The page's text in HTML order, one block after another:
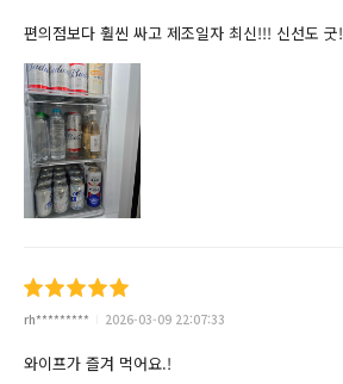
편의점보다 훨씬 싸고 제조일자 최신!!! 신선도 굿!
rh********* 2026-03-09 22:07:33
와이프가 즐겨 먹어요.!